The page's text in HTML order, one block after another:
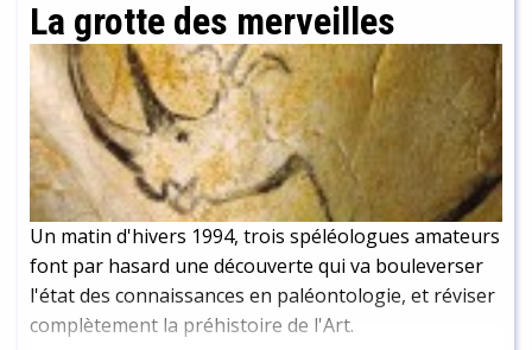
La grotte des merveilles
Un matin d'hivers 1994, trois spéléologues amateurs
font par hasard une découverte qui va bouleverser
l'état des connaissances en paléontologie, et réviser
complètement la préhistoire de l'Art.